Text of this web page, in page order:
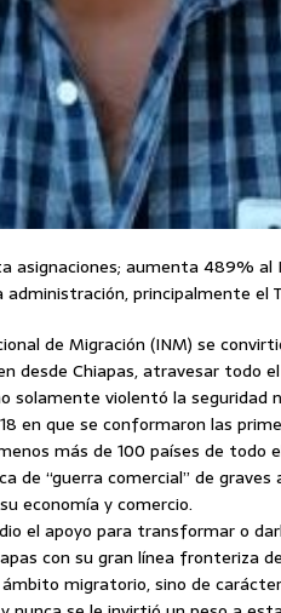
asignaciones; aumenta 489% al
principalmente el
de Migración (INM) se
desde Chiapas, atravesar todo
solamente violentó la seguridad
en que se conformaron las
más de 100 países de todo
de “guerra comercial” de
economía y comercio.
el apoyo para transformar o
con su gran línea fronteriza
migratorio, sino de